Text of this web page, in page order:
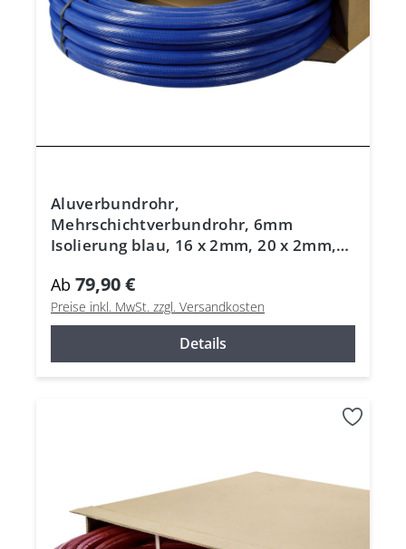
Aluverbundrohr,
Mehrschichtverbundrohr, 6mm
Isolierung blau, 16 x 2mm, 20 x 2mm,
Ab 79,90 €
Preise inkl. MwSt. zzgl. Versandkosten
Details